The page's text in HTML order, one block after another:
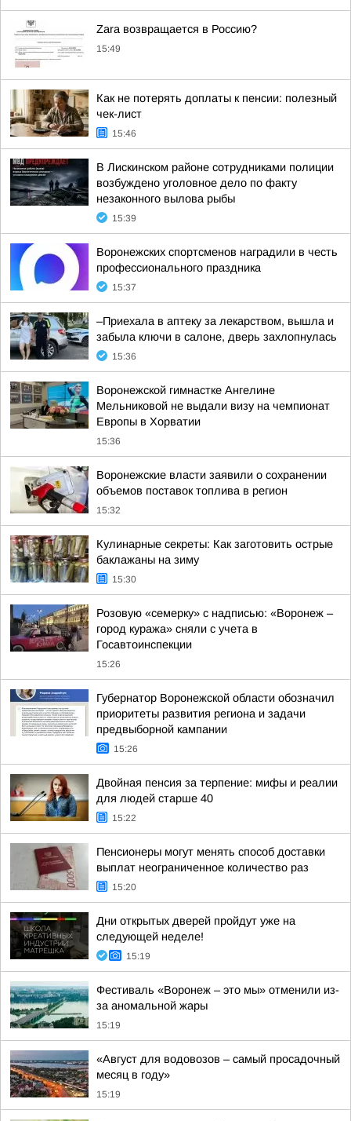
Zara возвращается в Россию?
15:49
Как не потерять доплаты к пенсии: полезный
чек-лист
15:46
В Лискинском районе сотрудниками полиции
возбуждено уголовное дело по факту
незаконного вылова рыбы
15:39
Воронежских спортсменов наградили в честь
профессионального праздника
15:37
–Приехала в аптеку за лекарством, вышла и
забыла ключи в салоне, дверь захлопнулась
15:36
Воронежской гимнастке Ангелине
Мельниковой не выдали визу на чемпионат
Европы в Хорватии
15:36
Воронежские власти заявили о сохранении
объемов поставок топлива в регион
15:32
Кулинарные секреты: Как заготовить острые
баклажаны на зиму
15:30
Розовую «семерку» с надписью: «Воронеж –
город куража» сняли с учета в
Госавтоинспекции
15:26
Губернатор Воронежской области обозначил
приоритеты развития региона и задачи
предвыборной кампании
15:26
Двойная пенсия за терпение: мифы и реалии
для людей старше 40
15:22
Пенсионеры могут менять способ доставки
выплат неограниченное количество раз
15:20
Дни открытых дверей пройдут уже на
следующей неделе!
15:19
Фестиваль «Воронеж – это мы» отменили из-
за аномальной жары
15:19
«Август для водовозов – самый просадочный
месяц в году»
15:19